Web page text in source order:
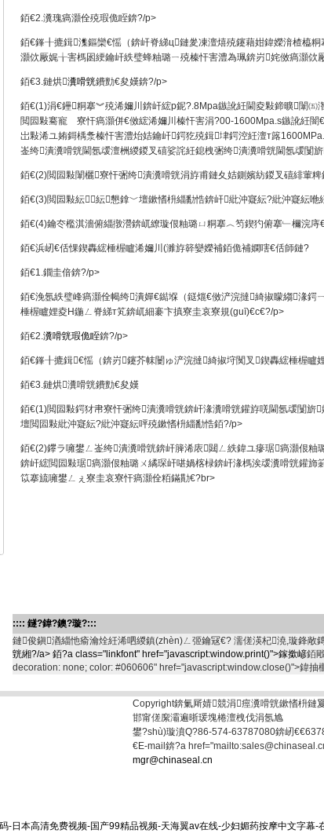
銆€2.瀵瑰瘑灝佺殑瑕佹眰錛?/p>
銆€鎽╂摝鍓潗鏂欒€愮（錛屽脊綈ц鏈夎凍澶熺殑鑳藉姏鍏嬫湇楂橀
灝佽厰娓╁害榪囦綆鑰屽紩璧蜂粙璐ㄧ殑榛忓害澧為珮錛岃姹傚瘑灝佽
銆€3.鏈烘瀵嗗皝鐨勯€夋嫨錛?/p>
銆€(1)涓€鑸粡搴︾殑浠嬭川錛屽綋p鈮?.8Mpa鏃訛紝閫夌敤鍗曠闈
閲囩敤騫寵 寮忓瘑灝併€傚綋浠嬭川榛忓害涓?00-1600Mpa.s鏃訛紝闇
岀敤浠ユ姷鎶楀洜榛忓害澧炲姞鑰屽鍔犵殑鍓垏鍔涳紝澶т簬
崟绔潰瀵嗗皝閫氬叆澶栦緵鍐叉礂娑詫紝鎴栧弻绔潰瀵嗗皝閫氬叆闅
銆€(2)閲囩敤闈欐寮忓弻绔潰瀵嗗皝涓斿甫鏈夊姞鍘嬪紡鍐叉礂緋葷粺
銆€(3)閲囩敤紜紜懇鎿﹀壇鏉愭枡緇勫悎錛屽紕沖寲紜?紕沖寲紜
銆€(4)鑰冭檻淇濇俯緇撴瀯錛屼繚璇佷粙璐ㄩ粡搴︿笉鍥犳俯搴﹂檷浣庤
銆€浜屻€佸惈鍥轟綋棰楃矑浠嬭川(濉斿簳孌嬫補銆佹補嫻嗐€佸師鏈?
銆€1.鐗圭偣錛?/p>
銆€浼氬紩璧峰瘑灝佺幆绔潰嬋€鐑堢（鎹熴€傚浐浣撻綺掓矇縐湪鍔
棰楃矑娌夌Н鍦ㄥ脊綈т笂錛屼細褰卞搷寮圭哀寮規(guī)€с€?/p>
銆€2.瀵嗗皝瑕佹眰錛?/p>
銆€鎽╂摝鍓€愮（錛岃鑳芥帓闄ゅ浐浣撻綺掓垨闃叉鍥轟綋棰楃矑
銆€3.鏈烘瀵嗗皝鐨勯€夋嫨
銆€(1)閲囩敤鍔犲帇寮忓弻绔潰瀵嗗皝錛屽湪瀵嗗皝鑵斿唴閫氬叆闅旂
壇閲囩敤紕沖寲紜?紕沖寲紜呯殑鏉愭枡緇勫悎銆?/p>
銆€(2)鑻ラ噰鐢ㄥ崟绔潰瀵嗗皝錛屽簲浠庡閮ㄥ紩鍏ユ瘮琚瘑灝佷
錛屽綋閲囩敤琚瘑灝佷粙璐ㄨ繘琛屽啿媧楁椂錛屽湪榪涘叆瀵嗗皝鑵斾
笖搴旈噰鐢ㄥぇ寮圭哀寮忓瘑灝佺粨鏋勩€?br>
:::: 鐩?鍏?鐭?璇?:::
鏈俊鎭湭緇忚瘉瀹烇紝浠呬緵鎮(zhèn)ㄥ弬鑰冦€? 濡傞渶杞澆,璇鋒敞
皝緗?/a> 銆?a class="linkfont" href="javascript:window.print()">鎵撳嵃銆
decoration: none; color: #060606" href="javascript:window.close()">鍏抽
Copyright錛氭厛婧競涓痙瀵嗗皝鏉愭枡鏈
邯甯傞緳灞遍晣瑗塊棬澶栧伐涓氬尯
鐢?shù)璇濆Q?86-574-63787080錛屻
€E-mail錛?a
mgr@chinaseal.cn
日本高清免费视频-国产99精品视频-天海翼av在线-少妇媚药按摩中文字